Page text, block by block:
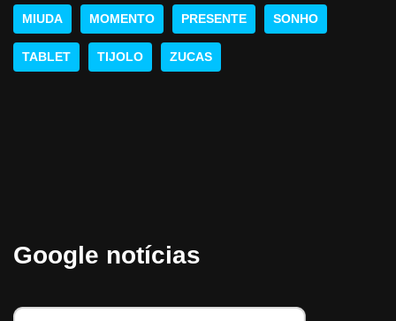
MIUDA MOMENTO PRESENTE SONHO
TABLET TIJOLO ZUCAS
Google notícias